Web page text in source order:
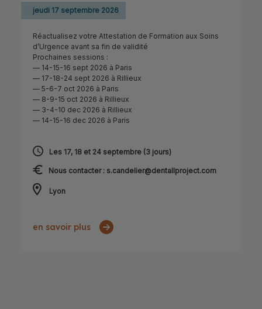
jeudi 17 septembre 2026
Réactualisez votre Attestation de Formation aux Soins
d’Urgence avant sa fin de validité
Prochaines sessions :
— 14-15-16 sept 2026 à Paris
— 17-18-24 sept 2026 à Rillieux
— 5-6-7 oct 2026 à Paris
— 8-9-15 oct 2026 à Rillieux
— 3-4-10 dec 2026 à Rillieux
— 14-15-16 dec 2026 à Paris
Les 17, 18 et 24 septembre (3 jours)
Nous contacter : s.candelier@dentallproject.com
Lyon
en savoir plus